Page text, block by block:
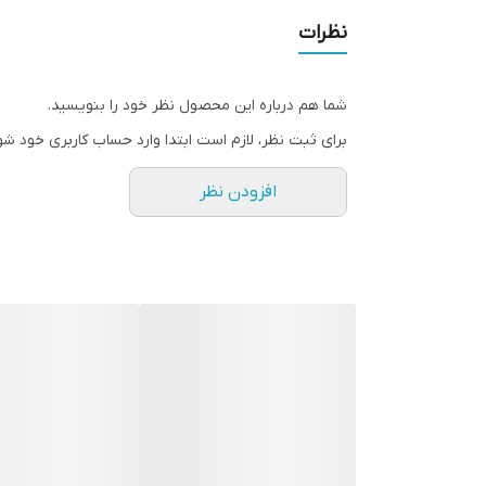
نظرات
شما هم درباره این محصول نظر خود را بنویسید.
برای ثبت نظر، لازم است ابتدا وارد حساب کاربری خود
افزودن نظر